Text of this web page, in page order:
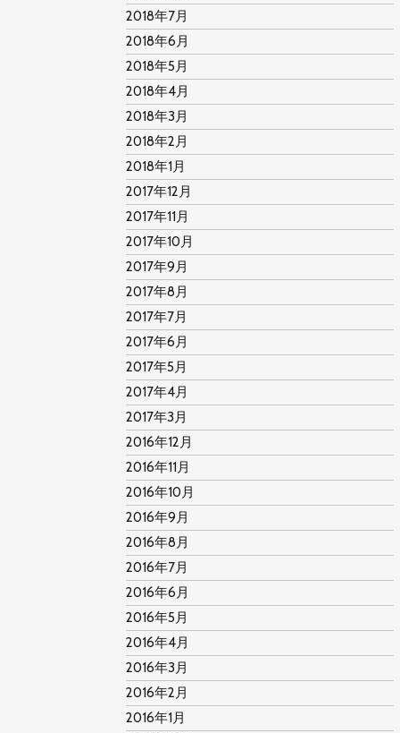
2018年7月
2018年6月
2018年5月
2018年4月
2018年3月
2018年2月
2018年1月
2017年12月
2017年11月
2017年10月
2017年9月
2017年8月
2017年7月
2017年6月
2017年5月
2017年4月
2017年3月
2016年12月
2016年11月
2016年10月
2016年9月
2016年8月
2016年7月
2016年6月
2016年5月
2016年4月
2016年3月
2016年2月
2016年1月